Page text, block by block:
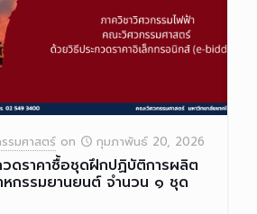
รมศาสตร์ on กุมภาพันธ์ 20, 2026
วดราคาซื้อชุดฝึกปฏิบัติการผลิต
หกรรมยานยนต์ จำนวน ๑ ชุด